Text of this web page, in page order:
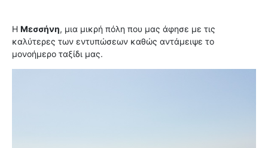
Η Μεσσήνη, μια μικρή πόλη που μας άφησε με τις
καλύτερες των εντυπώσεων καθώς αντάμειψε το
μονοήμερο ταξίδι μας.